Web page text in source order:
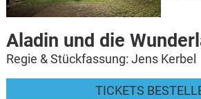
Aladin und die
Regie & Stückfassung: Jens Kerbel
TICKETS